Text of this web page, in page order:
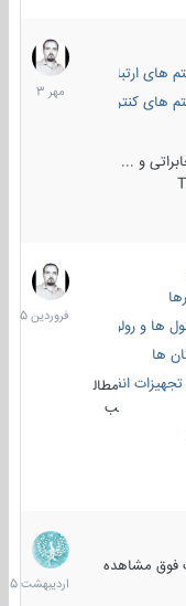
ارتباطی و جمع آوری
کنترل آتش و تجهیزات
و ...
1
مهر
1403
و رولورها
انفرادی
مطال
ب
17
فروردین
1405
مشاهده
27
1405